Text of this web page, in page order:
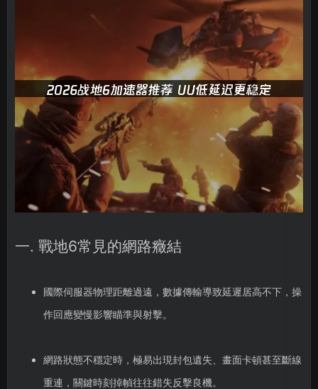
一. 戰地6常見的網路癥結
國際伺服器物理距離過遠，數據傳輸導致延遲居高不下，操
作回應變慢影響瞄準與射擊。
網路狀態不穩定時，極易出現封包遺失、畫面卡頓甚至斷線
重連，關鍵時刻掉幀往往錯失反擊良機。